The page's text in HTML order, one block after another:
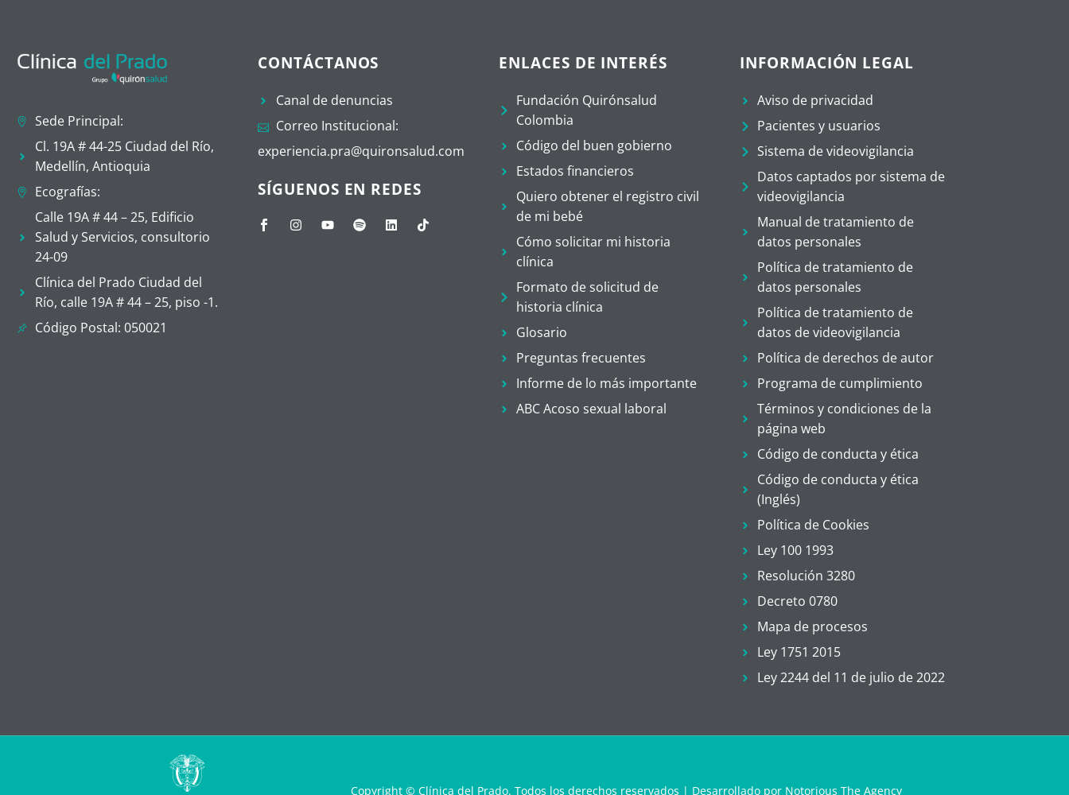
Sede Principal:
Cl. 19A # 44-25 Ciudad del Río,
Medellín, Antioquia
Ecografías:
Calle 19A # 44 – 25, Edificio
Salud y Servicios, consultorio
24-09
Clínica del Prado Ciudad del
Río, calle 19A # 44 – 25, piso -1.
Código Postal: 050021
CONTÁCTANOS
Canal de denuncias
Correo Institucional:
experiencia.pra@quironsalud.com
SÍGUENOS EN REDES
ENLACES DE INTERÉS
Fundación Quirónsalud
Colombia
Código del buen gobierno
Estados financieros
Quiero obtener el registro civil
de mi bebé
Cómo solicitar mi historia
clínica
Formato de solicitud de
historia clínica
Glosario
Preguntas frecuentes
Informe de lo más importante
ABC Acoso sexual laboral
INFORMACIÓN LEGAL
Aviso de privacidad
Pacientes y usuarios
Sistema de videovigilancia
Datos captados por sistema de
videovigilancia
Manual de tratamiento de
datos personales
Política de tratamiento de
datos personales
Política de tratamiento de
datos de videovigilancia
Política de derechos de autor
Programa de cumplimiento
Términos y condiciones de la
página web
Código de conducta y ética
Código de conducta y ética
(Inglés)
Política de Cookies
Ley 100 1993
Resolución 3280
Decreto 0780
Mapa de procesos
Ley 1751 2015
Ley 2244 del 11 de julio de 2022
Copyright © Clínica del Prado. Todos los derechos reservados | Desarrollado por Notorious The Agency